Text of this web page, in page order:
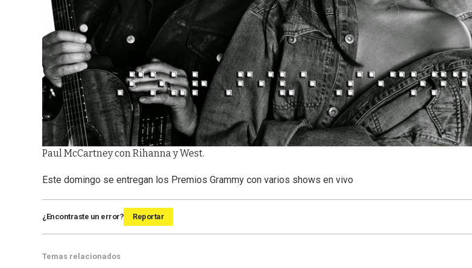
Paul McCartney con Rihanna y West.
Este domingo se entregan los Premios Grammy con varios shows en vivo
¿Encontraste un error? Reportar
Temas relacionados